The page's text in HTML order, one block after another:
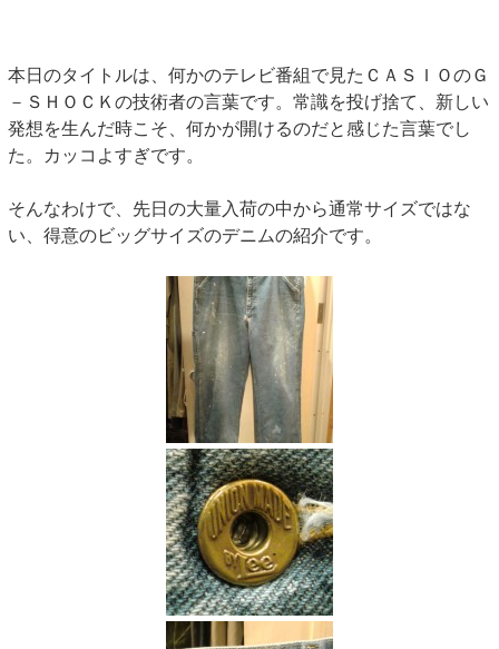
本日のタイトルは、何かのテレビ番組で見たＣＡＳＩＯのＧ
－ＳＨＯＣＫの技術者の言葉です。常識を投げ捨て、新しい
発想を生んだ時こそ、何かが開けるのだと感じた言葉でし
た。カッコよすぎです。
そんなわけで、先日の大量入荷の中から通常サイズではな
い、得意のビッグサイズのデニムの紹介です。